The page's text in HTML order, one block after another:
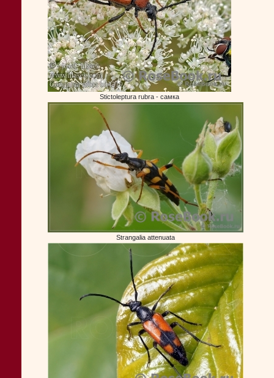
Stictoleptura rubra - самка
Strangalia attenuata